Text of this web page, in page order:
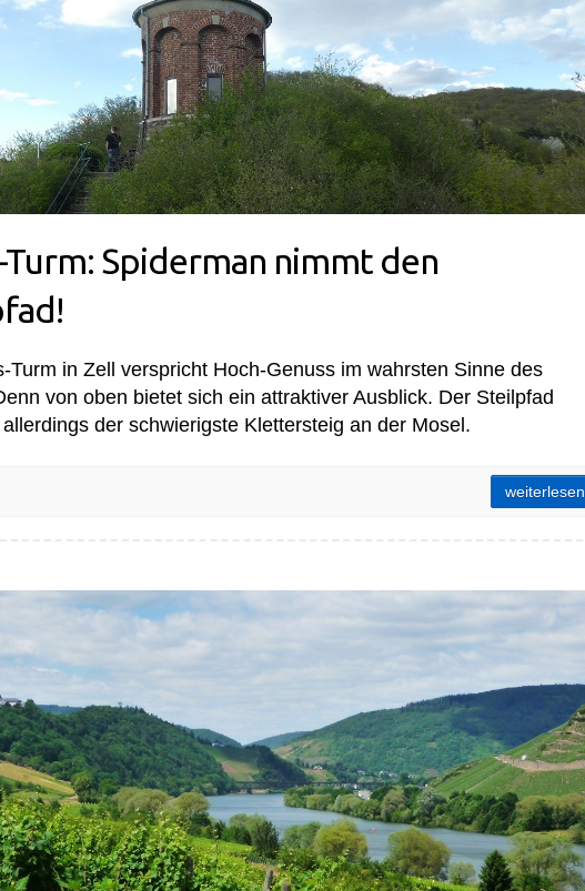
Turm: Spiderman nimmt den
Turm in Zell verspricht Hoch-Genuss im wahrsten Sinne des
von oben bietet sich ein attraktiver Ausblick. Der Steilpfad
der schwierigste Klettersteig an der Mosel.
weiterlesen